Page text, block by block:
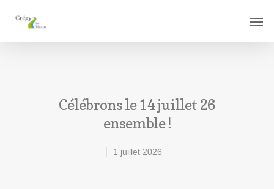
Célébrons le 14 juillet 26
ensemble !
1 juillet 2026